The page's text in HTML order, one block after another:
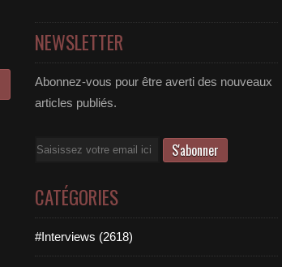
NEWSLETTER
Abonnez-vous pour être averti des nouveaux
articles publiés.
Email
CATÉGORIES
#Interviews (2618)